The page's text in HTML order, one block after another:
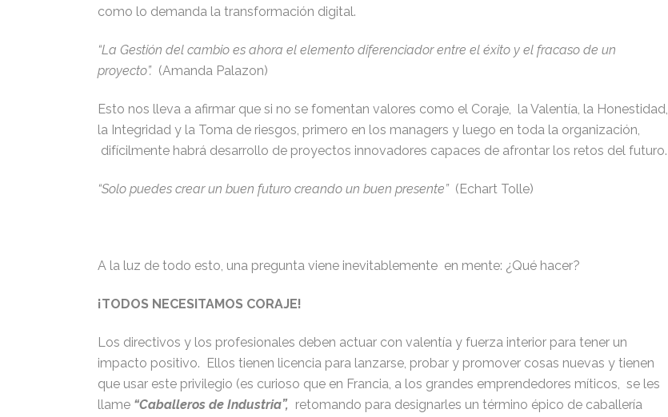
como lo demanda la transformación digital.
“La Gestión del cambio es ahora el elemento diferenciador entre el éxito y el fracaso de un
proyecto”. (Amanda Palazon)
Esto nos lleva a afirmar que si no se fomentan valores como el Coraje, la Valentía, la Honestidad,
la Integridad y la Toma de riesgos, primero en los managers y luego en toda la organización,
difícilmente habrá desarrollo de proyectos innovadores capaces de afrontar los retos del futuro.
“Solo puedes crear un buen futuro creando un buen presente”(Echart Tolle)
A la luz de todo esto, una pregunta viene inevitablemente en mente: ¿Qué hacer?
¡TODOS NECESITAMOS CORAJE!
Los directivos y los profesionales deben actuar con valentía y fuerza interior para tener un
impacto positivo. Ellos tienen licencia para lanzarse, probar y promover cosas nuevas y tienen
que usar este privilegio (es curioso que en Francia, a los grandes emprendedores míticos, se les
llame “Caballeros de Industria”, retomando para designarles un término épico de caballería